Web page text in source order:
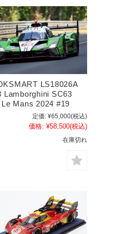
LS18026A
Lamborghini SC63
Le Mans 2024 #19
定価: ¥65,000(税込)
価格: ¥58,500(税込)
在庫切れ